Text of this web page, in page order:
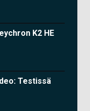
K2 HE
Testissä